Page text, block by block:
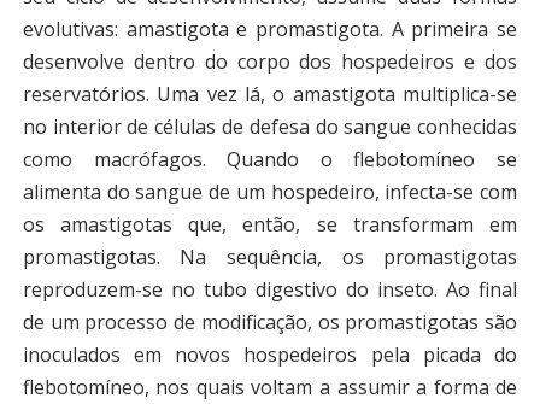
evolutivas: amastigota e promastigota. A primeira se
desenvolve dentro do corpo dos hospedeiros e dos
reservatórios. Uma vez lá, o amastigota multiplica-se
no interior de células de defesa do sangue conhecidas
como macrófagos. Quando o flebotomíneo se
alimenta do sangue de um hospedeiro, infecta-se com
os amastigotas que, então, se transformam em
promastigotas. Na sequência, os promastigotas
reproduzem-se no tubo digestivo do inseto. Ao final
de um processo de modificação, os promastigotas são
inoculados em novos hospedeiros pela picada do
flebotomíneo, nos quais voltam a assumir a forma de